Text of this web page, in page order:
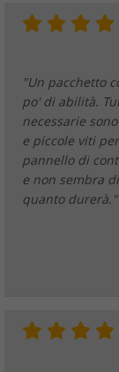
"Un pacchetto
po' di abilità.
necessarie
e piccole viti
pannello di
e non sembra
quanto durerà."